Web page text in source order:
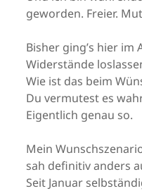
geworden. Freier.
Bisher ging’s hier im
Widerstände
Wie ist das beim
Du vermutest es
Eigentlich genau so.
Mein
sah definitiv anders
Seit Januar